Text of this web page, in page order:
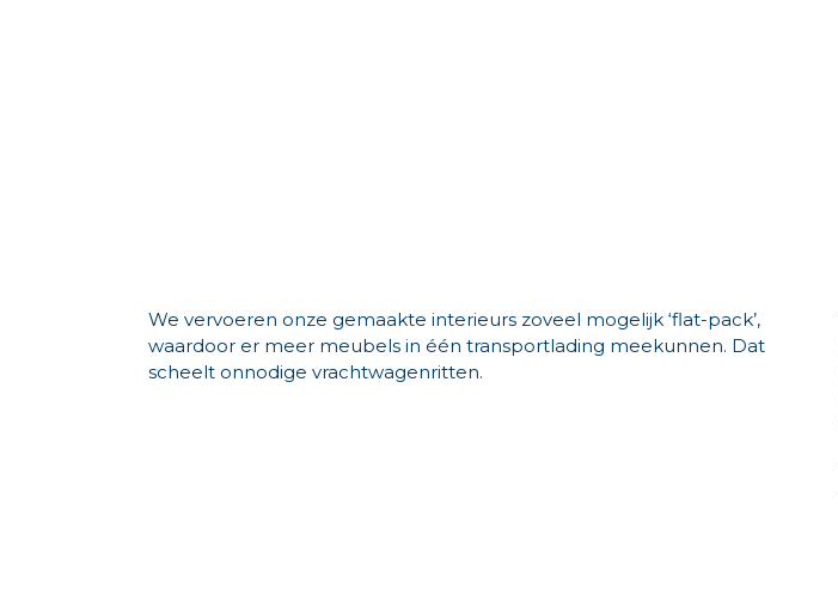
We vervoeren onze gemaakte interieurs zoveel mogelijk ‘flat-pack’,
waardoor er meer meubels in één transportlading meekunnen. Dat
scheelt onnodige vrachtwagenritten.